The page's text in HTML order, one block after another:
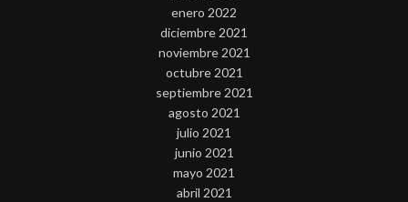
enero 2022
diciembre 2021
noviembre 2021
octubre 2021
septiembre 2021
agosto 2021
julio 2021
junio 2021
mayo 2021
abril 2021